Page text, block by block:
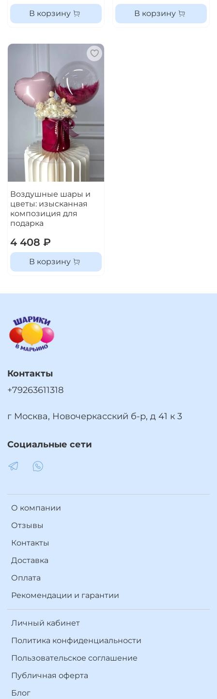
В корзину В корзину
Воздушные шары и
цветы: изысканная
композиция для
подарка
4 408 ₽
В корзину
О компании
Отзывы
Контакты
Доставка
Оплата
Рекомендации и гарантии
Личный кабинет
Политика конфиденциальности
Пользовательское соглашение
Публичная оферта
Блог
Контакты
+79263611318
г Москва, Новочеркасский б-р, д 41 к 3
Социальные сети